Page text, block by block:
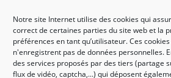
Notre site Internet utilise des cookies qui
correct de certaines parties du site web et la
préférences en tant qu’utilisateur. Ces
n'enregistrent pas de données personnelles.
des services proposés par des tiers (partage
flux de vidéo, captcha,...) qui déposent